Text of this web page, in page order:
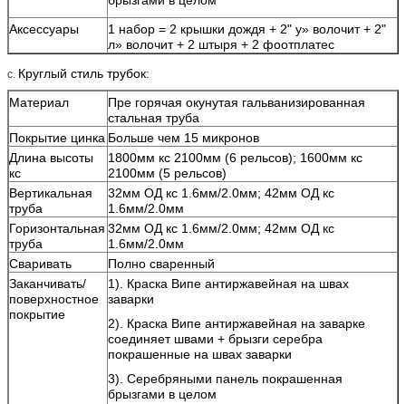
Аксессуары
1 набор = 2 крышки дождя + 2" у» волочит + 2"
л» волочит + 2 штыря + 2 фоотплатес
c. Круглый стиль трубок:
Материал
Пре горячая окунутая гальванизированная
стальная труба
Покрытие цинка Больше чем 15 микронов
Длина высоты
кс
1800мм кс 2100мм (6 рельсов); 1600мм кс
2100мм (5 рельсов)
Вертикальная
труба
32мм ОД кс 1.6мм/2.0мм; 42мм ОД кс
1.6мм/2.0мм
Горизонтальная
труба
32мм ОД кс 1.6мм/2.0мм; 42мм ОД кс
1.6мм/2.0мм
Сваривать
Полно сваренный
Заканчивать/
поверхностное
покрытие
1). Краска Випе антиржавейная на швах
заварки
2). Краска Випе антиржавейная на заварке
соединяет швами + брызги серебра
покрашенные на швах заварки
3). Серебряными панель покрашенная
брызгами в целом